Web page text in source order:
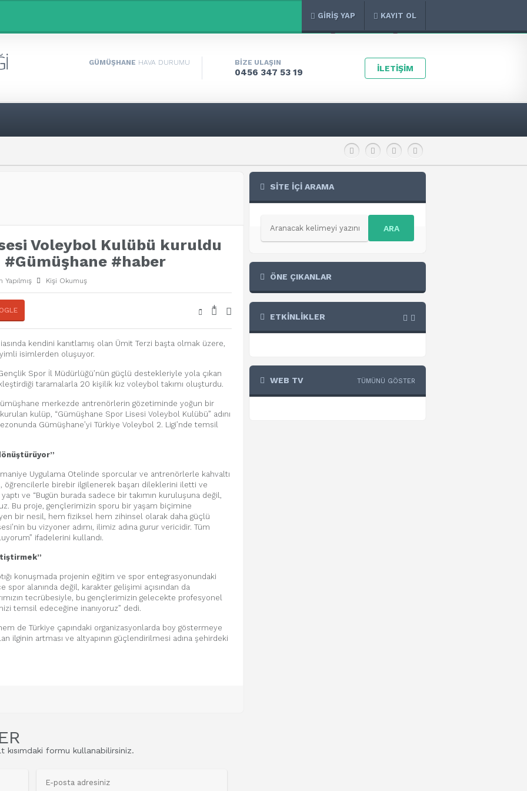
GİRİŞ YAP KAYIT OL
GÜMÜŞHANE HAVA DURUMU BİZE ULAŞIN
0456 347 53 19 İLETİŞİM
Voleybol Kulübü kuruldu
#haber
Yapılmış Kişi Okumuş
- +
kendini kanıtlamış olan Ümit Terzi başta olmak üzere,
isimlerden oluşuyor.
Spor İl Müdürlüğü’nün güçlü destekleriyle yola çıkan
taramalarla 20 kişilik kız voleybol takımı oluşturdu.
merkezde antrenörlerin gözetiminde yoğun bir
kulüp, “Gümüşhane Spor Lisesi Voleybol Kulübü” adını
Gümüşhane’yi Türkiye Voleybol 2. Ligi’nde temsil
Uygulama Otelinde sporcular ve antrenörlerle kahvaltı
öğrencilerle birebir ilgilenerek başarı dileklerini iletti ve
ve “Bugün burada sadece bir takımın kuruluşuna değil,
Bu proje, gençlerimizin sporu bir yaşam biçimine
bir nesil, hem fiziksel hem zihinsel olarak daha güçlü
bu vizyoner adımı, ilimiz adına gurur vericidir. Tüm
ifadelerini kullandı.
konuşmada projenin eğitim ve spor entegrasyonundaki
alanında değil, karakter gelişimi açısından da
tecrübesiyle, bu gençlerimizin gelecekte profesyonel
temsil edeceğine inanıyoruz” dedi.
de Türkiye çapındaki organizasyonlarda boy göstermeye
ilginin artması ve altyapının güçlendirilmesi adına şehirdeki
kısımdaki formu kullanabilirsiniz.
SİTE İÇİ ARAMA
ARA
ÖNE ÇIKANLAR
ETKİNLİKLER
WEB TV TÜMÜNÜ GÖSTER